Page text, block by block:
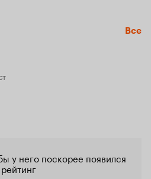
Все
у него поскорее появился
рейтинг